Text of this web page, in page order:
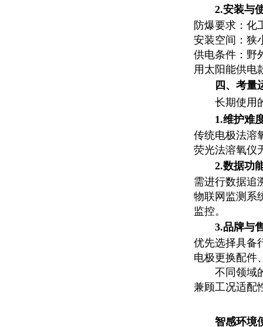
2.安装与
防爆要求：化
安装空间：狭
供电条件：野
用太阳能供电
四、考量
长期使用
1.维护难
传统电极法溶
荧光法溶氧仪
2.数据功
需进行数据追
物联网监测系
监控。
3.品牌与
优先选择具备
电极更换配件
不同领域
兼顾工况适配
智感环境